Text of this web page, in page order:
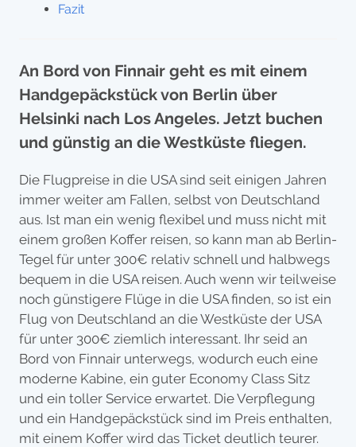
Fazit
An Bord von Finnair geht es mit einem
Handgepäckstück von Berlin über
Helsinki nach Los Angeles. Jetzt buchen
und günstig an die Westküste fliegen.
Die Flugpreise in die USA sind seit einigen Jahren
immer weiter am Fallen, selbst von Deutschland
aus. Ist man ein wenig flexibel und muss nicht mit
einem großen Koffer reisen, so kann man ab Berlin-
Tegel für unter 300€ relativ schnell und halbwegs
bequem in die USA reisen. Auch wenn wir teilweise
noch günstigere Flüge in die USA finden, so ist ein
Flug von Deutschland an die Westküste der USA
für unter 300€ ziemlich interessant. Ihr seid an
Bord von Finnair unterwegs, wodurch euch eine
moderne Kabine, ein guter Economy Class Sitz
und ein toller Service erwartet. Die Verpflegung
und ein Handgepäckstück sind im Preis enthalten,
mit einem Koffer wird das Ticket deutlich teurer.